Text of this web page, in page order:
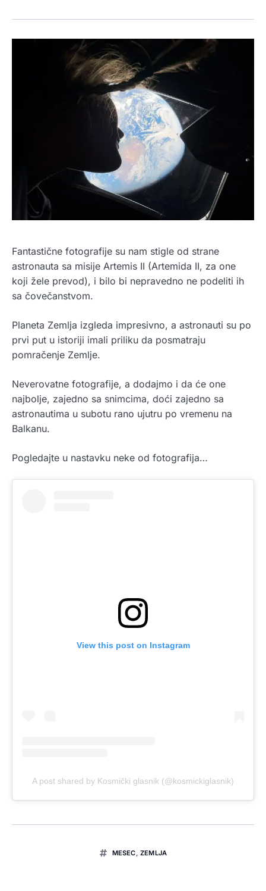
Fantastične fotografije su nam stigle od strane
astronauta sa misije Artemis II (Artemida II, za one
koji žele prevod), i bilo bi nepravedno ne podeliti ih
sa čovečanstvom.
Planeta Zemlja izgleda impresivno, a astronauti su po
prvi put u istoriji imali priliku da posmatraju
pomračenje Zemlje.
Neverovatne fotografije, a dodajmo i da će one
najbolje, zajedno sa snimcima, doći zajedno sa
astronautima u subotu rano ujutru po vremenu na
Balkanu.
Pogledajte u nastavku neke od fotografija…
View this post on Instagram
A post shared by Kosmički glasnik (@kosmickiglasnik)
MESEC ,ZEMLJA